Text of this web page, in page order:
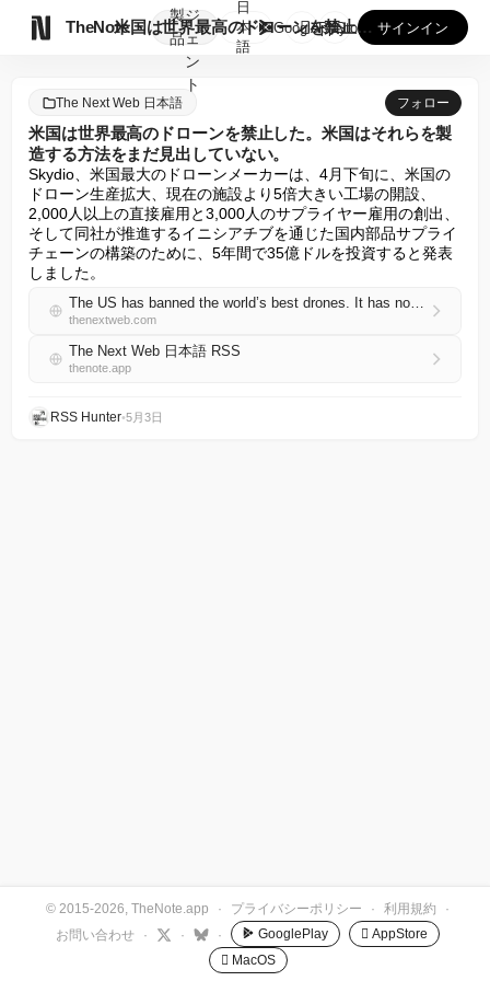
TheNote
製
品
ジ
ェ
ン
ト
米国は世界最高のドローンを禁止した。米国はそれらを製造する方...
日
本
語
GooglePlay
AppStore サインイン
The Next Web 日本語 フォロー
米国は世界最高のドローンを禁止した。米国はそれらを製
造する方法をまだ見出していない。
Skydio、米国最大のドローンメーカーは、4月下旬に、米国の
ドローン生産拡大、現在の施設より5倍大きい工場の開設、
2,000人以上の直接雇用と3,000人のサプライヤー雇用の創出、
そして同社が推進するイニシアチブを通じた国内部品サプライ
チェーンの構築のために、5年間で35億ドルを投資すると発表
しました。
The US has banned the world’s best drones. It has not figured out how to make them.
thenextweb.com
The Next Web 日本語 RSS
thenote.app
RSS Hunter•5月3日
© 2015-2026, TheNote.app · プライバシーポリシー · 利用規約
·
お問い合わせ
· · · GooglePlay
 AppStore
 MacOS